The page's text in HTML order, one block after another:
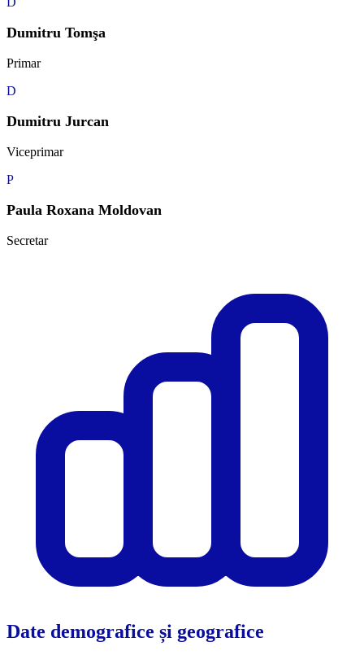
Dumitru Tomşa
Primar
D
Dumitru Jurcan
Viceprimar
P
Paula Roxana Moldovan
Secretar
Date demografice și geografice